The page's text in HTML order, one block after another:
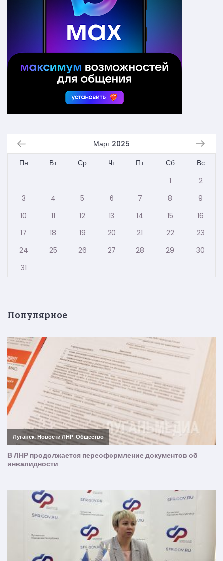
Март 2025
Пн
Вт Ср Чт Пт Сб
Вс
1
2
3
4 5 6 7 8
9
10
11 12 13 14 15
16
17
18 19 20 21 22
23
24
25 26 27 28 29
30
31
Популярное